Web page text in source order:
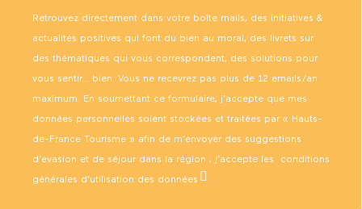
Retrouvez directement dans votre boîte mails, des initiatives &
actualités positives qui font du bien au moral, des livrets sur
des thématiques qui vous correspondent, des solutions pour
vous sentir… bien. Vous ne recevrez pas plus de 12 emails/an
maximum. En soumettant ce formulaire, j’accepte que mes
données personnelles soient stockées et traitées par « Hauts-
de-France Tourisme » afin de m’envoyer des suggestions
d’évasion et de séjour dans la région ; j’accepte les conditions
générales d’utilisation des données .